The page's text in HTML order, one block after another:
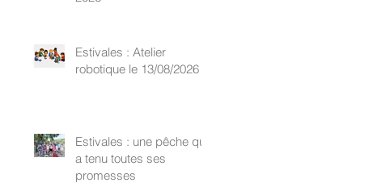
Estivales : Atelier
robotique le 13/08/2026
Estivales : une pêche qui
a tenu toutes ses
promesses